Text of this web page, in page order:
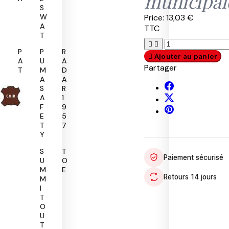
S
W
A
T
P
A
T
O
L
P
U
M
A
S
A
F
E
T
Y
R
A
D
A
R
1
9
5
7
S
U
M
M
I
T
O
U
T
T
O
E
Price:13,03 €
TTC
 
 Ajouter au panier
Partager
Paiement sécurisé
Retours 14 jours